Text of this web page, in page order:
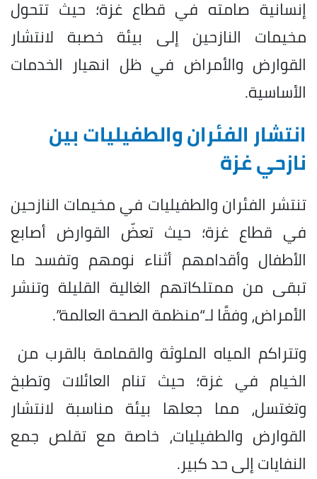
إنسانية صامته في قطاع غزة؛ حيث تتحول
مخيمات النازحين إلى بيئة خصبة لانتشار
القوارض والأمراض في ظل انهيار الخدمات
الأساسية.
انتشار الفئران والطفيليات بين
نازحي غزة
تنتشر الفئران والطفيليات في مخيمات النازحين
في قطاع غزة؛ حيث تعضّ القوارض أصابع
الأطفال وأقدامهم أثناء نومهم ‌وتفسد ما
تبقى من ممتلكاتهم الغالية القليلة وتنشر
الأمراض، وفقًا لـ“منظمة الصحة العالمة”.
وتتراكم المياه الملوثة والقمامة بالقرب ⁠من ​
الخيام في غزة؛ حيث تنام العائلات وتطبخ
وتغتسل، مما جعلها بيئة مناسبة لانتشار
القوارض والطفيليات، خاصة مع تقلص جمع
النفايات إلى حد كبير.